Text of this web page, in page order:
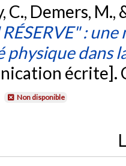
C., Demers,
RÉSERVE" :
physique dans
écrite].
Non disponible